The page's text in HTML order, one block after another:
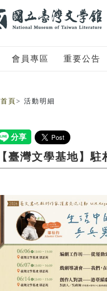
會員專區 重要公告
首頁 > 活動明細
【臺灣文學基地】